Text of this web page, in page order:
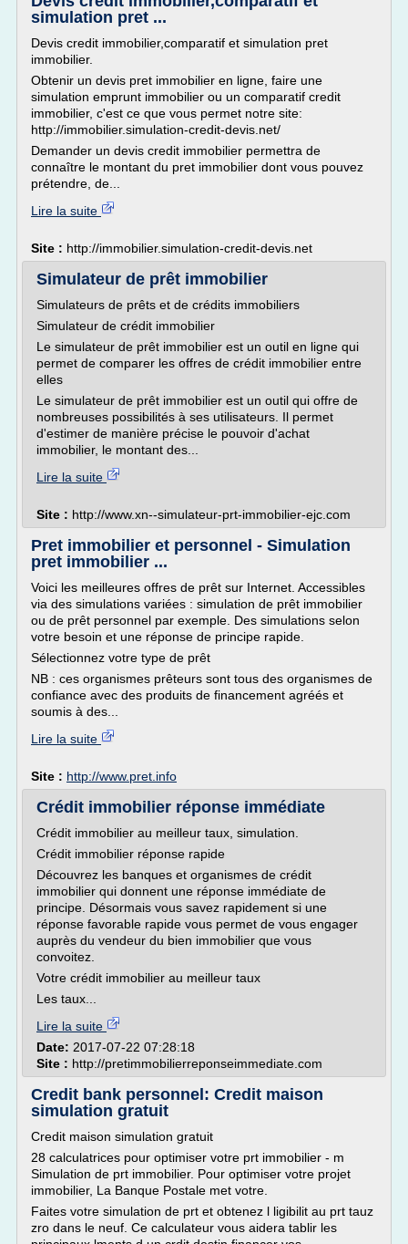
simulation pret ...
Devis credit immobilier,comparatif et simulation pret
immobilier.
Obtenir un devis pret immobilier en ligne, faire une
simulation emprunt immobilier ou un comparatif credit
immobilier, c'est ce que vous permet notre site:
http://immobilier.simulation-credit-devis.net/
Demander un devis credit immobilier permettra de
connaître le montant du pret immobilier dont vous pouvez
prétendre, de...
Lire la suite
Site : http://immobilier.simulation-credit-devis.net
Simulateur de prêt immobilier
Simulateurs de prêts et de crédits immobiliers
Simulateur de crédit immobilier
Le simulateur de prêt immobilier est un outil en ligne qui
permet de comparer les offres de crédit immobilier entre
elles
Le simulateur de prêt immobilier est un outil qui offre de
nombreuses possibilités à ses utilisateurs. Il permet
d'estimer de manière précise le pouvoir d'achat
immobilier, le montant des...
Lire la suite
Site : http://www.xn--simulateur-prt-immobilier-ejc.com
Pret immobilier et personnel - Simulation
pret immobilier ...
Voici les meilleures offres de prêt sur Internet. Accessibles
via des simulations variées : simulation de prêt immobilier
ou de prêt personnel par exemple. Des simulations selon
votre besoin et une réponse de principe rapide.
Sélectionnez votre type de prêt
NB : ces organismes prêteurs sont tous des organismes de
confiance avec des produits de financement agréés et
soumis à des...
Lire la suite
Site : http://www.pret.info
Crédit immobilier réponse immédiate
Crédit immobilier au meilleur taux, simulation.
Crédit immobilier réponse rapide
Découvrez les banques et organismes de crédit
immobilier qui donnent une réponse immédiate de
principe. Désormais vous savez rapidement si une
réponse favorable rapide vous permet de vous engager
auprès du vendeur du bien immobilier que vous
convoitez.
Votre crédit immobilier au meilleur taux
Les taux...
Lire la suite
Date: 2017-07-22 07:28:18
Site : http://pretimmobilierreponseimmediate.com
Credit bank personnel: Credit maison
simulation gratuit
Credit maison simulation gratuit
28 calculatrices pour optimiser votre prt immobilier - m
Simulation de prt immobilier. Pour optimiser votre projet
immobilier, La Banque Postale met votre.
Faites votre simulation de prt et obtenez l ligibilit au prt tauz
zro dans le neuf. Ce calculateur vous aidera tablir les